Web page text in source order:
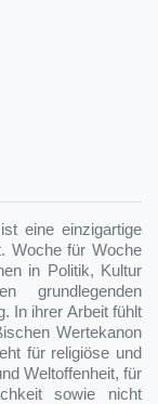
eine einzigartige
Woche für Woche
in Politik, Kultur
In ihrer Arbeit fühlt
Wertekanon
für religiöse und
Weltoffenheit, für
sowie nicht